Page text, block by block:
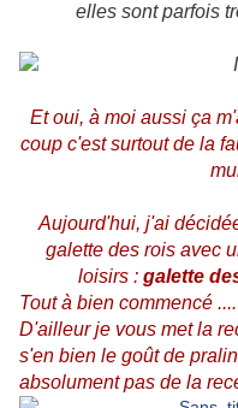
elles sont parfois
Et oui, à moi aussi ça
coup c'est surtout de la
Aujourd'hui, j'ai
galette des rois avec
loisirs : galette
Tout à bien commencé ....
D'ailleur je vous met la
s'en bien le goût de
absolument pas de la